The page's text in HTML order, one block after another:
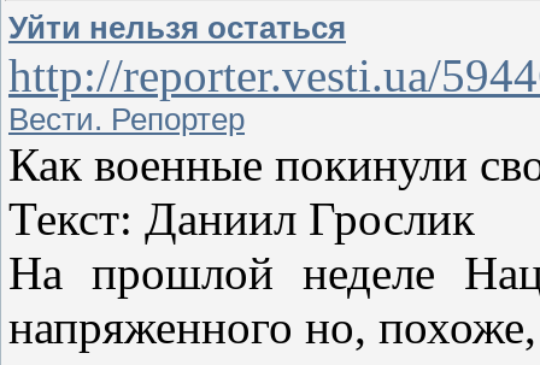
Уйти нельзя остаться
http://reporter.vesti.ua/
Вести. Репортер
Как военные покинули
Текст: Даниил Грослик
На прошлой неделе
напряженного но,